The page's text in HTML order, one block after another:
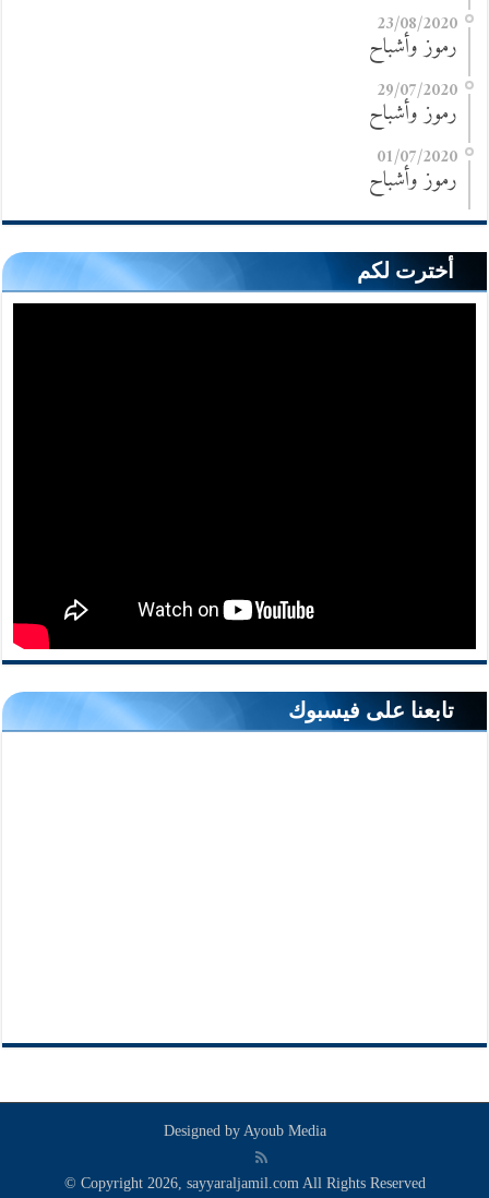
23/08/2020
رموز وأشباح
29/07/2020
رموز وأشباح
01/07/2020
رموز وأشباح
أخترت لكم
تابعنا على فيسبوك
Designed by Ayoub Media
© Copyright 2026, sayyaraljamil.com All Rights Reserved